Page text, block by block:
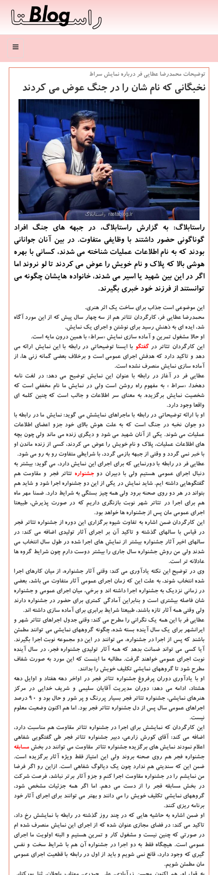
منو
توضیحات محمدرضا عطایی فر درباره نمایش سراط
نخبگانی که نام شان را در جنگ عوض می کردند
راستابلاگ: به گزارش راستابلاگ، در جبهه های جنگ افراد
گوناگونی حضور داشتند با وظایفی متفاوت. در بین آنان جوانانی
بودند که به نام اطلاعات عملیات شناخته می شدند، کسانی با بهره
هوشی بالا که پلاک و نام خویش را عوض می کردند تا لو نروند اما
اگر در این بین شهید یا اسیر می شدند، خانواده هایشان چگونه می
توانستند از فرزند خود خبری بگیرند.
این موضوعی است جذاب برای ساخت یک اثر هنری.
محمدرضا عطایی فر، کارگردان تئاتر هم از سه چهار سال پیش که از این مورد آگاه
شد، ایده ای به ذهنش رسید برای نوشتن و اجرای یک نمایش.
او حالا مشغول تمرین و آماده سازی نمایش «سراط» با همین درون مایه است.
این کارگردان تئاتر درگفتگو با ایسنا توضیحاتی در رابطه با این نمایش ارائه می
دهد و تاکید دارد که هدفش اجرای عمومی است و برخلاف بعضی گمانه زنی ها، از
آماده سازی نمایش منصرف نشده است.
عطایی فر در آغاز در رابطه با عنوان این نمایش توضیح می دهد: در لغت نامه
دهخدا، «سراط » به مفهوم راه روشن است ولی در نمایش ما نام مخففی است که
شخصیت نمایش برگزیده. به معنای سر اطلاعات و جالب است که چنین کلمه ای
واقعا وجود دارد.
او با ارائه توضیحاتی در رابطه با ماجراهای نمایشش می گوید: نمایش ما در رابطه با
دو جوان نخبه در جنگ است که به علت هوش بالای خود جزو اعضای اطلاعات
عملیات می شوند. یکی از آنان شهید می شود و دیگری زنده می ماند ولی چون بچه
های اطلاعات عملیات، پلاک و نام خویش را عوض می کردند، کسی از زنده ماندن او
با خبر نمی گردد و وقتی از جبهه بازمی گردد، با شرایطی متفاوت رو به رو می شود.
عطایی فر در رابطه با دورنمایی که برای اجرای این نمایش دارد، می گوید: بیشتر به
دنبال اجرای عمومی هستیم ولی با دبیران دو جشنواره تئاتر فجر و مقاومت هم
گفتگوهایی داشته ایم. شاید نمایش در یکی از این دو جشنواره اجرا شود و شاید هم
بتواند در هر دو روی صحنه برود ولی همه چیز بستگی به شرایط دارد. ضمنا مهر ماه
هم برای اجرا در تئاتر شهر نوبت بازنگری داریم که در صورت پذیرش، طبیعتا
اجرای عمومی مان پس از جشنواره ها خواهد بود.
این کارگردان ضمن اشاره به تفاوت شیوه برگزاری این دوره از جشنواره تئاتر فجر
در قیاس با سالهای گذشته و تاکید آن بر اجرای آثار تولیدی اضافه می کند: در
سالهای اخیر آثار جشنواره بیشتر از نمایش های اجرا شده در طول سال انتخاب می
شدند ولی من روش جشنواره سال جاری را بیشتر دوست دارم چون شرایط گروه ها
عادلانه تر است.
وی در توضیح این نکته یادآوری می کند: وقتی آثار جشنواره، از میان کارهای اجرا
شده انتخاب شوند، به علت این که زمان اجرای عمومی آثار متفاوت می باشد، بعضی
در زمانی نزدیک به جشنواره اجرا داشته اند و برخی، میان اجرای عمومی و جشنواره
شان فاصله بیشتری است و بنابراین آمادگی کمتری برای حضور در جشنواره دارند
ولی وقتی همه آثار تازه باشند، طبیعتا شرایط برابری برای آماده سازی داشته اند.
عطایی فر با این همه یک نگرانی را مطرح می کند: وقتی جدول اجراهای تئاتر شهر و
ایرانشهر برای یک سال آینده بسته شده، چگونه گروههای نمایشی می توانند مطمئن
باشند که پس از اجرا در جشنواره، می توانند در این دو مجموعه نوبت اجرا بگیرند.
آیا کسی می تواند ضمانت بدهد که همه آثار تولیدی جشنواره فجر، در سال آینده
نوبت اجرای عمومی خواهند گرفت. مطالبه ما اینست که این مورد به صورت شفاف
مطرح شود تا گروههای نمایشی تکلیف خویش را بدانند.
او با یادآوری دوران پرفروغ جشنواره تئاتر فجر در اواخر دهه هفتاد و اوایل دهه
هشتاد، ادامه می دهد: دوران مدیریت آقایان سلیمی و شریف خدایی در مرکز
هنرهای نمایشی، جشنواره تئاتر فجر بسیار پررنگ و پر شور و حال بود و ۹۰ درصد
اجراهای عمومی سال پس از دل جشنواره تئاتر فجر بود. اما هم اکنون وضعیت معلوم
نیست.
این کارگردان که نمایشش برای اجرا در جشنواره تئاتر مقاومت هم مناسبت دارد،
اضافه می کند: آقای کورش زارعی، دبیر جشنواره تئاتر فجر طی گفتگویی شفاهی
اعلام نمودند نمایش های برگزیده جشنواره تئاتر مقاومت می توانند در بخش مسابقه
جشنواره فجر هم روی صحنه بروند ولی این امتیاز فقط ویژه آثار برگزیده است.
ضمن این که سندیتی هم ندارد چون یک دیالوگ شفاهی است. ازاین رو اگر فرضا
من نمایشم را در جشنواره مقاومت اجرا کنم و جزو آثار برتر نباشد، فرصت شرکت
در بخش مسابقه فجر را از دست می دهم. اما اگر همه جزئیات مشخص شود،
گروههای نمایشی تکلیف خویش را می دانند و بهتر می توانند برای اجرای آثار خود
برنامه ریزی کنند.
او ضمن اشاره به حاشیه هایی که در چند روز گذشته در رابطه با نمایشش رخ داد،
تاکید می کند: در فضای مجازی عنوان شده که از اجرای این نمایش منصرف شده ام
در صورتی که چنین نیست و مشغول کار و تمرین هستیم و البته اولویت ما اجرای
عمومی است. هیچگاه فقط به دو اجرا در جشنواره آن هم با شرایط سخت و نفس
گیری که وجود دارد، قانع نمی شویم و باید از اول در رابطه با قطعیت اجرای عمومی
مان مطمئن شویم.